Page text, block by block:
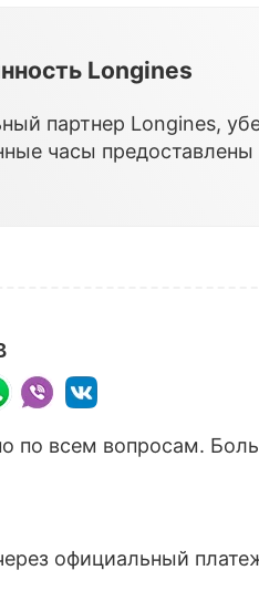
Longines
партнер Longines,
часы
по всем вопросам.
официальный